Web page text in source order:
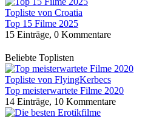
Topliste von Croatia
Top 15 Filme 2025
15 Einträge, 0 Kommentare
Beliebte Toplisten
Topliste von FlyingKerbecs
Top meisterwartete Filme 2020
14 Einträge, 10 Kommentare